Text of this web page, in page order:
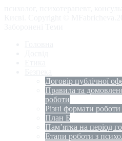
Договір публічної
Правила та
роботи
Різні формати
План Б
Пам’ятка на період
Етапи роботи з